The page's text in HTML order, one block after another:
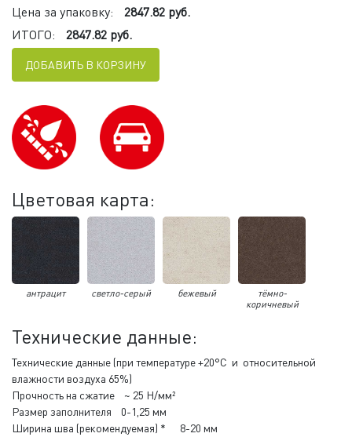
Цена за упаковку:
2847.82 руб.
ИТОГО:
2847.82 руб.
ДОБАВИТЬ В КОРЗИНУ
Цветовая карта:
антрацит светло-серый бежевый
тёмно-
коричневый
Технические данные:
Технические данные (при температуре +20°С и относительной
влажности воздуха 65%)
Прочность на сжатие ~ 25 Н/мм²
Размер заполнителя 0-1,25 мм
Ширина шва (рекомендуемая) * 8-20 мм